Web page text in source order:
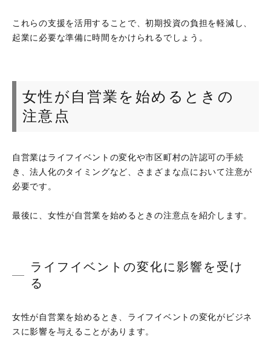
これらの支援を活用することで、初期投資の負担を軽減し、
起業に必要な準備に時間をかけられるでしょう。
女性が自営業を始めるときの
注意点
自営業はライフイベントの変化や市区町村の許認可の手続
き、法人化のタイミングなど、さまざまな点において注意が
必要です。
最後に、女性が自営業を始めるときの注意点を紹介します。
ライフイベントの変化に影響を受け
る
女性が自営業を始めるとき、ライフイベントの変化がビジネ
スに影響を与えることがあります。